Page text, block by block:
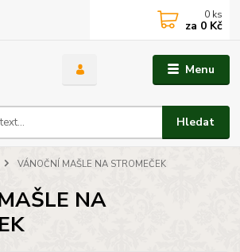
Menu
Hledat
0 ks
za 0 Kč
VÁNOČNÍ MAŠLE NA STROMEČEK
NA